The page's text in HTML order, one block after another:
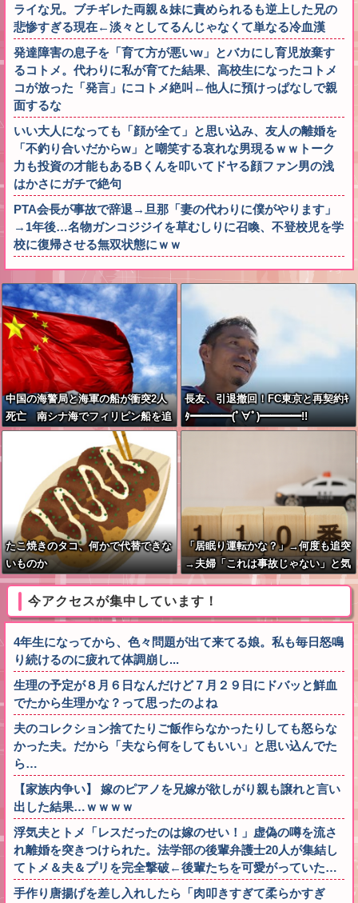
ライな兄。ブチギレた両親＆妹に責められるも逆上した兄の
悲惨すぎる現在←淡々としてるんじゃなくて単なる冷血漢
発達障害の息子を「育て方が悪いw」とバカにし育児放棄す
るコトメ。代わりに私が育てた結果、高校生になったコトメ
コが放った「発言」にコトメ絶叫←他人に預けっぱなしで親
面するな
いい大人になっても「顔が全て」と思い込み、友人の離婚を
「不釣り合いだからw」と嘲笑する哀れな男現るｗｗトーク
力も投資の才能もあるBくんを叩いてドヤる顔ファン男の浅
はかさにガチで絶句
PTA会長が事故で辞退→旦那「妻の代わりに僕がやります」
→1年後…名物ガンコジジイを草むしりに召喚、不登校児を学
校に復帰させる無双状態にｗｗ
中国の海警局と海軍の船が衝突2人
死亡 南シナ海でフィリピン船を追
跡中、公表までに1年
長友、引退撤回！FC東京と再契約ｷ
ﾀ━━━━(ﾟ∀ﾟ)━━━━!!
たこ焼きのタコ、何かで代替できな
いものか
「居眠り運転かな？」→何度も追突
→夫婦「これは事故じゃない」と気
付く…
今アクセスが集中しています！
4年生になってから、色々問題が出て来てる娘。私も毎日怒鳴
り続けるのに疲れて体調崩し...
生理の予定が８月６日なんだけど７月２９日にドバッと鮮血
でたから生理かな？って思ったのよね
夫のコレクション捨てたりご飯作らなかったりしても怒らな
かった夫。だから「夫なら何をしてもいい」と思い込んでた
ら…
【家族内争い】 嫁のピアノを兄嫁が欲しがり親も譲れと言い
出した結果…ｗｗｗｗ
浮気夫とトメ「レスだったのは嫁のせい！」虚偽の噂を流さ
れ離婚を突きつけられた。法学部の後輩弁護士20人が集結し
てトメ＆夫＆プリを完全撃破←後輩たちを可愛がっていた…
手作り唐揚げを差し入れしたら「肉叩きすぎて柔らかすぎ